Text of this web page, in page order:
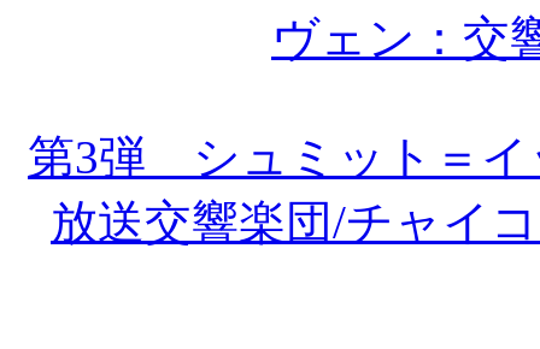
ヴェン：交
第3弾 シュミット＝イ
放送交響楽団/チャイ